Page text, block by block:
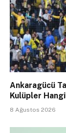
Ankaragücü
Kulüpler
8 Ağustos 2026